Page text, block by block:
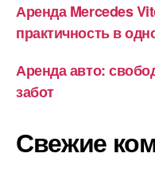
Аренда Mercedes
практичность в
Аренда авто:
забот
Свежие